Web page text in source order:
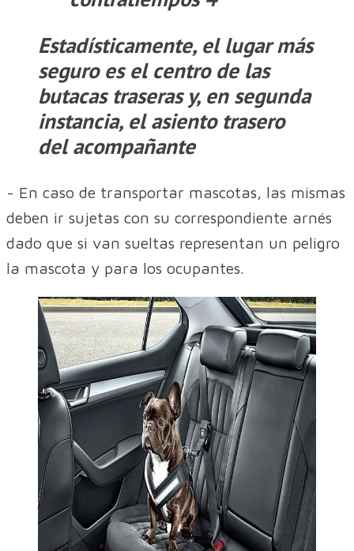
Estadísticamente, el lugar más
seguro es el centro de las
butacas traseras y, en segunda
instancia, el asiento trasero
del acompañante
- En caso de transportar mascotas, las mismas
deben ir sujetas con su correspondiente arnés
dado que si van sueltas representan un peligro
la mascota y para los ocupantes.